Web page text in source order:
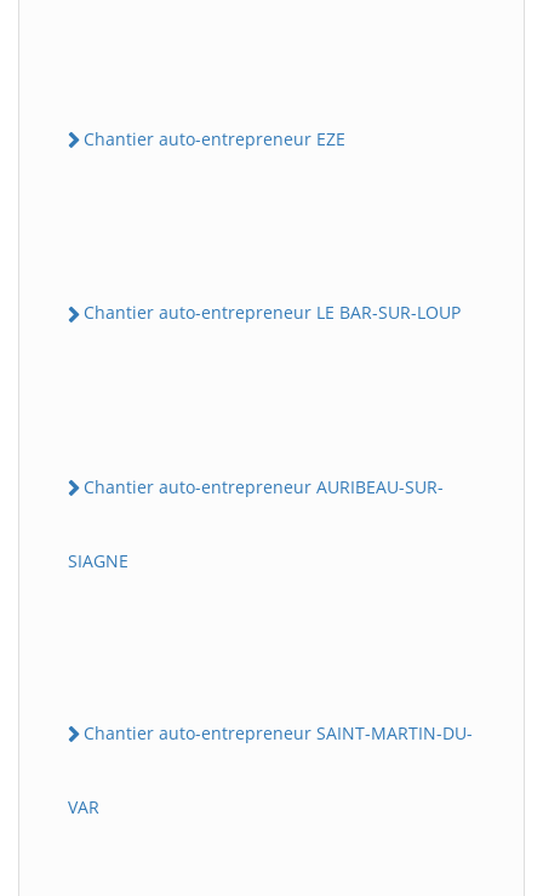
Chantier auto-entrepreneur EZE
Chantier auto-entrepreneur LE BAR-SUR-LOUP
Chantier auto-entrepreneur AURIBEAU-SUR-
SIAGNE
Chantier auto-entrepreneur SAINT-MARTIN-DU-
VAR